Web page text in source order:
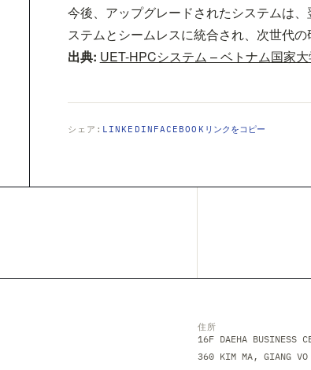
今後、アップグレードされたシステムは
ステムとシームレスに統合され、次世代
出典: UET-HPCシステム – ベトナム国家
シェア: LINKEDIN FACEBOOK リンクをコピー
住所
16F DAEHA BUSINESS
360 KIM MA, GIANG VO